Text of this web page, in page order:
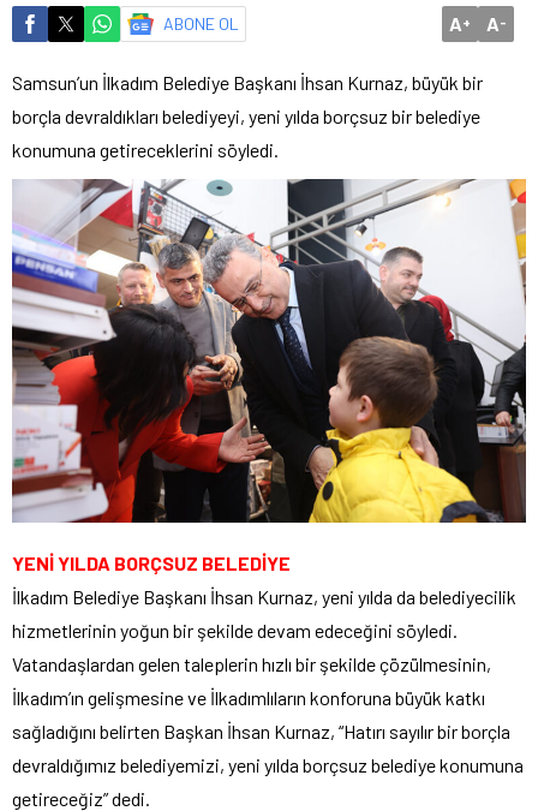
ABONE OL A+ A-
Samsun’un İlkadım Belediye Başkanı İhsan Kurnaz, büyük bir
borçla devraldıkları belediyeyi, yeni yılda borçsuz bir belediye
konumuna getireceklerini söyledi.
YENİ YILDA BORÇSUZ BELEDİYE
İlkadım Belediye Başkanı İhsan Kurnaz, yeni yılda da belediyecilik
hizmetlerinin yoğun bir şekilde devam edeceğini söyledi.
Vatandaşlardan gelen taleplerin hızlı bir şekilde çözülmesinin,
İlkadım’ın gelişmesine ve İlkadımlıların konforuna büyük katkı
sağladığını belirten Başkan İhsan Kurnaz, “Hatırı sayılır bir borçla
devraldığımız belediyemizi, yeni yılda borçsuz belediye konumuna
getireceğiz” dedi.